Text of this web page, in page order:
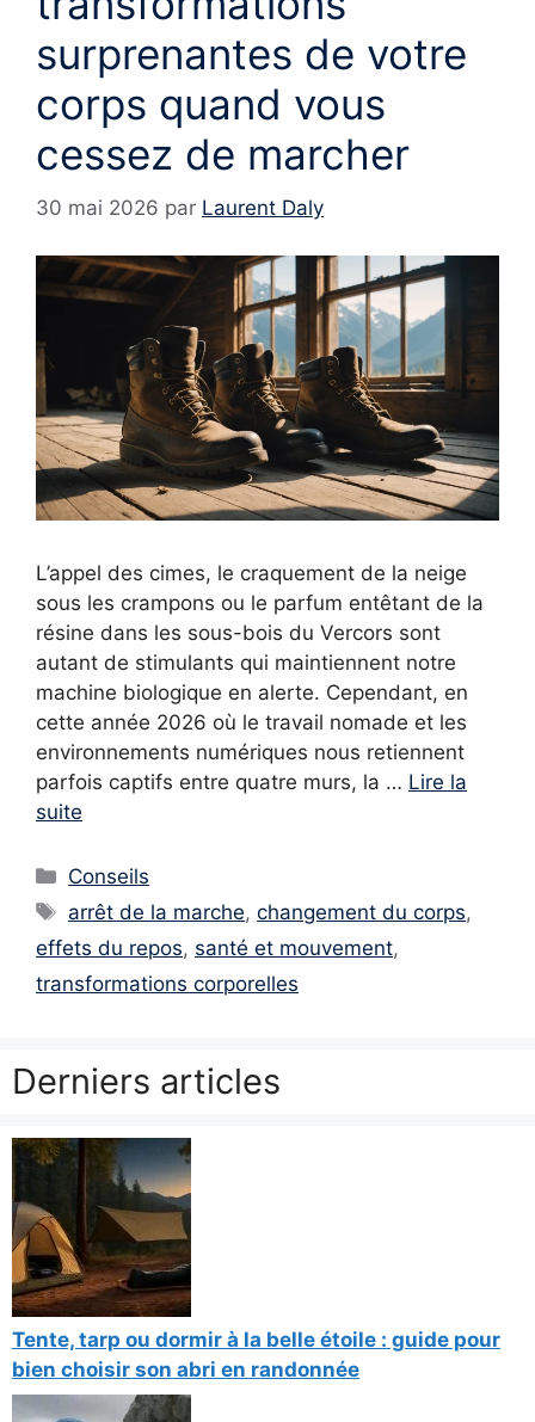
surprenantes de votre
corps quand vous
cessez de marcher
30 mai 2026 par Laurent Daly
L’appel des cimes, le craquement de la neige
sous les crampons ou le parfum entêtant de la
résine dans les sous-bois du Vercors sont
autant de stimulants qui maintiennent notre
machine biologique en alerte. Cependant, en
cette année 2026 où le travail nomade et les
environnements numériques nous retiennent
parfois captifs entre quatre murs, la … Lire la
suite
Catégories
Conseils
Étiquettes
arrêt de la marche,changement du corps,
effets du repos, santé et mouvement,
transformations corporelles
Derniers articles
Tente, tarp ou dormir à la belle étoile : guide pour
bien choisir son abri en randonnée